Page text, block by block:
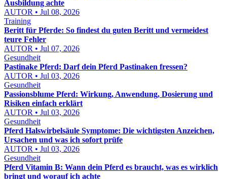
Ausbildung achte
AUTOR • Jul 08, 2026
Training
Beritt für Pferde: So findest du guten Beritt und vermeidest
teure Fehler
AUTOR • Jul 07, 2026
Gesundheit
Pastinake Pferd: Darf dein Pferd Pastinaken fressen?
AUTOR • Jul 03, 2026
Gesundheit
Passionsblume Pferd: Wirkung, Anwendung, Dosierung und
Risiken einfach erklärt
AUTOR • Jul 03, 2026
Gesundheit
Pferd Halswirbelsäule Symptome: Die wichtigsten Anzeichen,
Ursachen und was ich sofort prüfe
AUTOR • Jul 03, 2026
Gesundheit
Pferd Vitamin B: Wann dein Pferd es braucht, was es wirklich
bringt und worauf ich achte